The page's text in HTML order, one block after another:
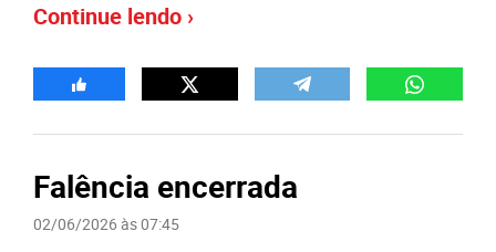
Continue lendo ›
Falência encerrada
02/06/2026 às 07:45